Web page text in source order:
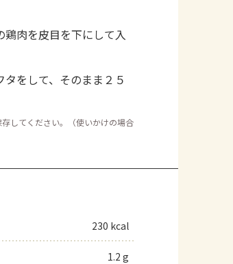
鶏肉を皮目を下にして入
タをして、そのまま２５
してください。（使いかけの場合
230 kcal
1.2 g